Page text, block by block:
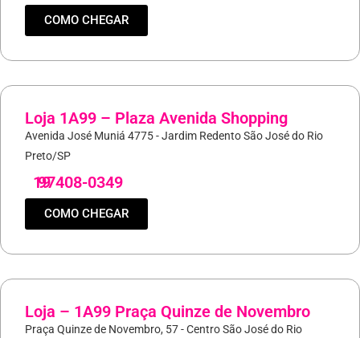
COMO CHEGAR
Loja 1A99 – Plaza Avenida Shopping
Avenida José Muniá 4775 - Jardim Redento São José do Rio
Preto/SP
19
97408-0349
COMO CHEGAR
Loja – 1A99 Praça Quinze de Novembro
Praça Quinze de Novembro, 57 - Centro São José do Rio